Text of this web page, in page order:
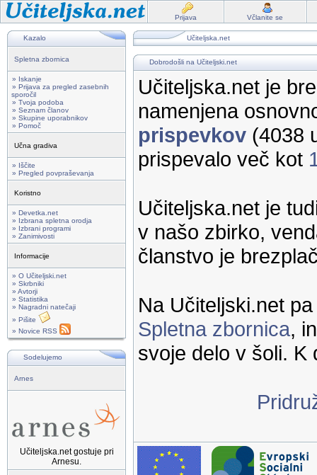
Prijava Včlanite se
Kazalo
Spletna zbornica
» Iskanje
» Prijava za pregled zasebnih
sporočil
» Tvoja podoba
» Seznam članov
» Skupine uporabnikov
» Pomoč
Učna gradiva
» Iščite
» Pregled povpraševanja
Koristno
» Devetka.net
» Izbrana spletna orodja
» Izbrani programi
» Zanimivosti
Informacije
» O Učiteljski.net
» Skrbniki
» Avtorji
» Statistika
» Nagradni natečaji
» Pišite
» Novice RSS
Sodelujemo
Arnes
Učiteljska.net gostuje pri
Arnesu.
Učiteljska.net
Dobrodošli na Učiteljski.net
Učiteljska.net je
namenjena
prispevkov (4038
prispevalo več kot
Učiteljska.net je
v našo zbirko,
članstvo je
Na Učiteljski.net
Spletna zbornica,
svoje delo v šoli. K